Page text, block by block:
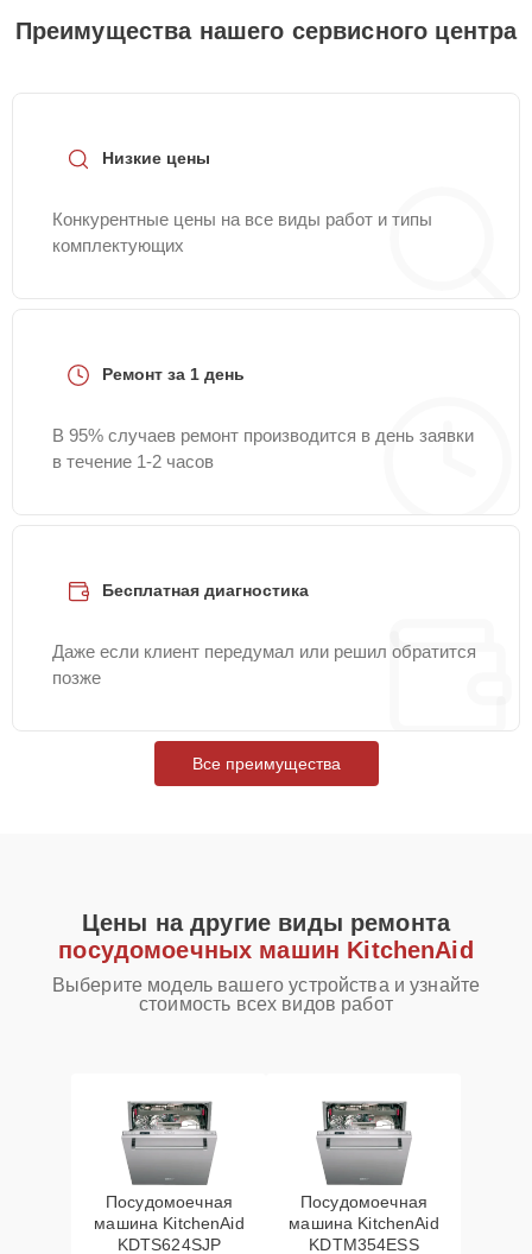
Преимущества нашего сервисного центра
Низкие цены
Конкурентные цены на все виды работ и типы
комплектующих
Ремонт за 1 день
В 95% случаев ремонт производится в день заявки
в течение 1-2 часов
Бесплатная диагностика
Даже если клиент передумал или решил обратится
позже
Все преимущества
Цены на другие виды ремонта
посудомоечных машин KitchenAid
Выберите модель вашего устройства и узнайте
стоимость всех видов работ
Посудомоечная
машина KitchenAid
KDTS624SJP
Посудомоечная
машина KitchenAid
KDTM354ESS